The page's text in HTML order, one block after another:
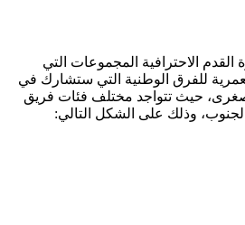
الاحترافية المجموعات التي
للفرق الوطنية التي ستشارك في
حيث تتواجد مختلف فئات فريق
وذلك على الشكل التالي: